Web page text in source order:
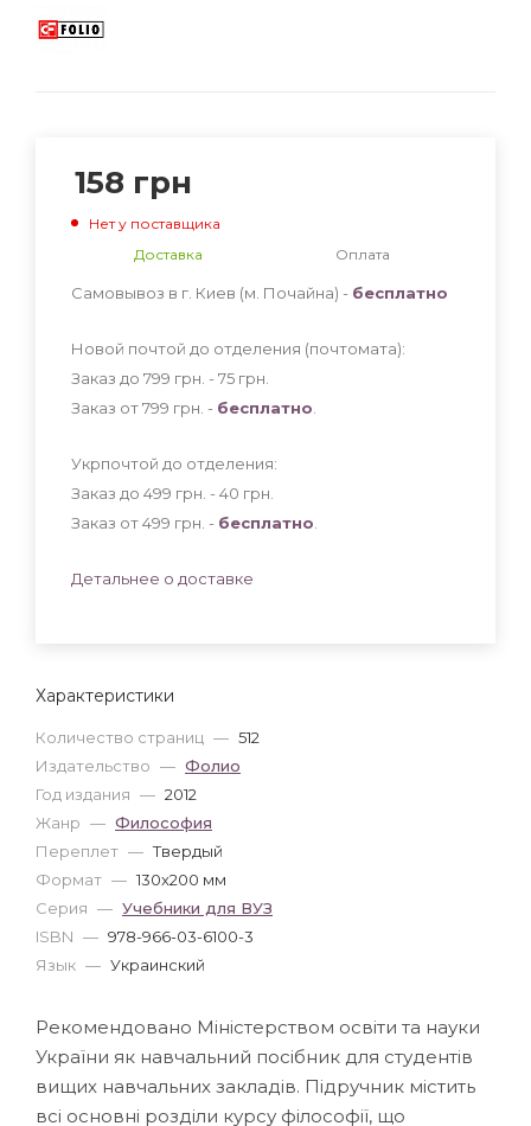
Характеристики
Количество страниц — 512
Издательство — Фолио
Год издания — 2012
Жанр — Философия
Переплет — Твердый
Формат — 130x200 мм
Серия — Учебники для ВУЗ
ISBN — 978-966-03-6100-3
Язык — Украинский
158 грн
Нет у поставщика
Доставка
Оплата
Самовывоз в г. Киев (м. Почайна) - бесплатно
Новой почтой до отделения (почтомата):
Заказ до 799 грн. - 75 грн
Заказ от 799 грн. - бесплатно
Укрпочтой до отделения:
Заказ до 499 грн. - 40 грн
Заказ от 499 грн. - бесплатно
Детальнее о доставке
Рекомендовано Міністерством освіти та науки
України як навчальний посібник для студентів
вищих навчальних закладів. Підручник містить
всі основні розділи курсу філософії, що